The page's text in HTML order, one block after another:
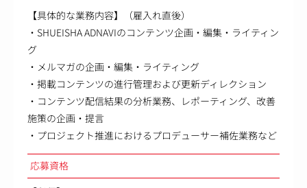
【具体的な業務内容】（雇入れ直後）
・SHUEISHA ADNAVIのコンテンツ企画・編集・ライティン
グ
・メルマガの企画・編集・ライティング
・掲載コンテンツの進行管理および更新ディレクション
・コンテンツ配信結果の分析業務、レポーティング、改善
施策の企画・提言
・プロジェクト推進におけるプロデューサー補佐業務など
応募資格